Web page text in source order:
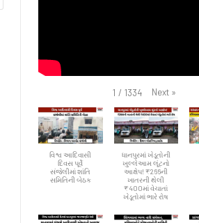
1 / 1334 Next »
વિશ્વ આદિવાસી
દિવસ પૂર્વે
સંજેલીમાં શાંતિ
સમિતિની બેઠક
ધાનપુરમાં ખેડૂતોની
ખુલ્લેઆમ લૂંટનો
આક્ષેપ! ₹266ની
ખાતરની થેલી
₹400માં વેચાતાં
ખેડૂતોમાં ભારે રોષ